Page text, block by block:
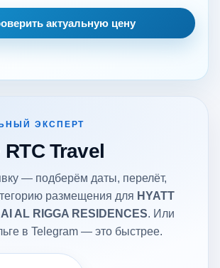
актуальную цену
ЭКСПЕРТ
RTC Travel
— подберём даты, перелёт,
размещения для HYATT
AL RIGGA RESIDENCES. Или
в Telegram — это быстрее.